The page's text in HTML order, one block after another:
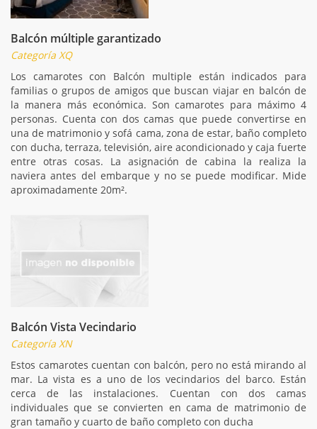
Balcón múltiple garantizado
Categoría XQ
Los camarotes con Balcón multiple están indicados para
familias o grupos de amigos que buscan viajar en balcón de
la manera más económica. Son camarotes para máximo 4
personas. Cuenta con dos camas que puede convertirse en
una de matrimonio y sofá cama, zona de estar, baño completo
con ducha, terraza, televisión, aire acondicionado y caja fuerte
entre otras cosas. La asignación de cabina la realiza la
naviera antes del embarque y no se puede modificar. Mide
aproximadamente 20m².
Balcón Vista Vecindario
Categoría XN
Estos camarotes cuentan con balcón, pero no está mirando al
mar. La vista es a uno de los vecindarios del barco. Están
cerca de las instalaciones. Cuentan con dos camas
individuales que se convierten en cama de matrimonio de
gran tamaño y cuarto de baño completo con ducha